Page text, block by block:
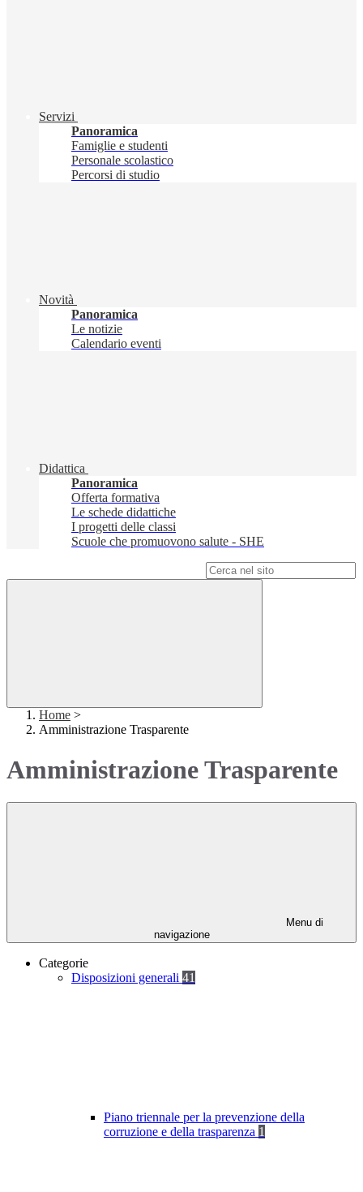
Servizi
Panoramica
Famiglie e studenti
Personale scolastico
Percorsi di studio
Novità
Panoramica
Le notizie
Calendario eventi
Didattica
Panoramica
Offerta formativa
Le schede didattiche
I progetti delle classi
Scuole che promuovono salute - SHE
Home >
Amministrazione Trasparente
Amministrazione Trasparente
Menu di
navigazione
Categorie
Disposizioni generali 41
Piano triennale per la prevenzione della
corruzione e della trasparenza 1